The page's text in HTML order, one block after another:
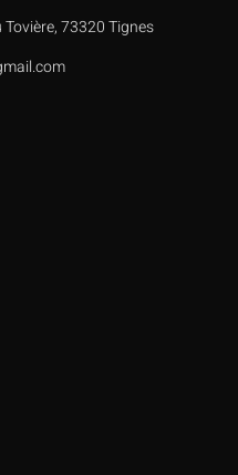
73320 Tignes